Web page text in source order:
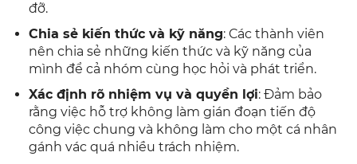
đỡ.
Chia sẻ kiến thức và kỹ năng: Các thành viên
nên chia sẻ những kiến thức và kỹ năng của
mình để cả nhóm cùng học hỏi và phát triển.
Xác định rõ nhiệm vụ và quyền lợi: Đảm bảo
rằng việc hỗ trợ không làm gián đoạn tiến độ
công việc chung và không làm cho một cá nhân
gánh vác quá nhiều trách nhiệm.